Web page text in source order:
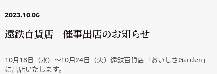
2023.10.06
遠鉄百貨店 催事出店のお知らせ
10月18日（水）～10月24日（火）遠鉄百貨店「おいしさGarden」
に出店いたします。